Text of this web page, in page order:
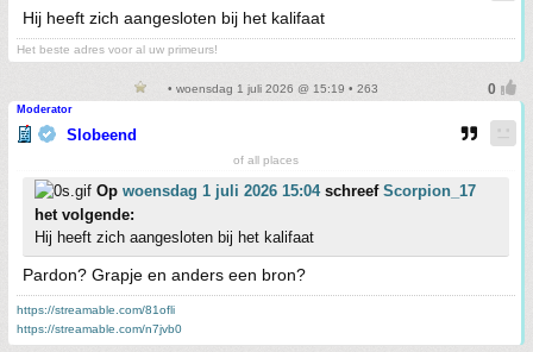
Hij heeft zich aangesloten bij het kalifaat
Het beste adres voor al uw primeurs!
• woensdag 1 juli 2026 @ 15:19 • 263
Moderator
Slobeend
of all places
Op woensdag 1 juli 2026 15:04schreef Scorpion_17
het volgende:
Hij heeft zich aangesloten bij het kalifaat
Pardon? Grapje en anders een bron?
https://streamable.com/81ofli
https://streamable.com/n7jvb0